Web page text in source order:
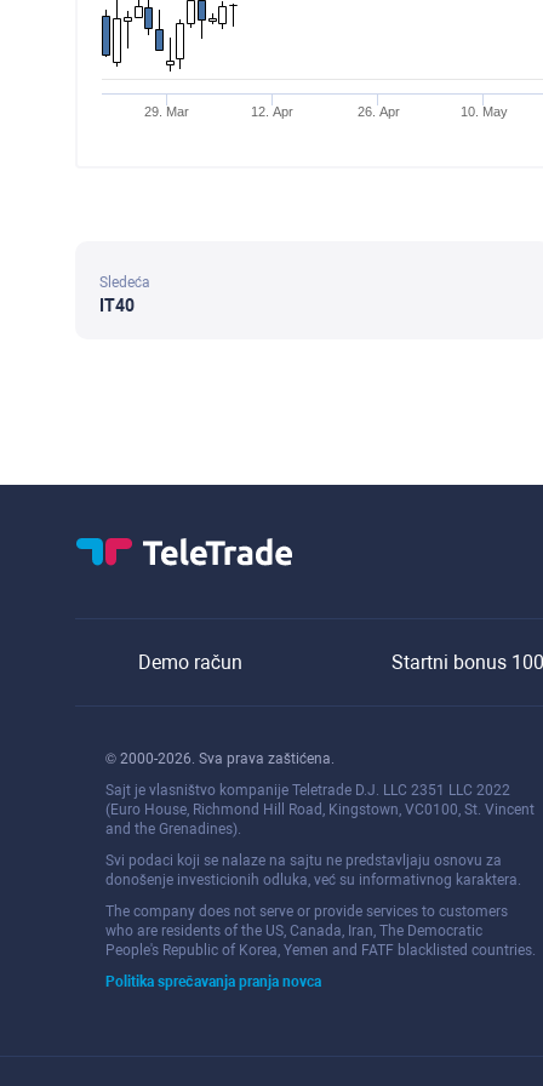
29. Mar 12. Apr 26. Apr 10. May
Sledeća
IT40
Demo račun Startni bonus
© 2000-2026. Sva prava zaštićena.
Sajt je vlasništvo kompanije Teletrade D.J. LLC 2351 LLC 2022
(Euro House, Richmond Hill Road, Kingstown, VC0100, St. Vincent
and the Grenadines).
Svi podaci koji se nalaze na sajtu ne predstavljaju osnovu za
donošenje investicionih odluka, već su informativnog karaktera.
The company does not serve or provide services to customers
who are residents of the US, Canada, Iran, The Democratic
People's Republic of Korea, Yemen and FATF blacklisted countries.
Politika sprečavanja pranja novca